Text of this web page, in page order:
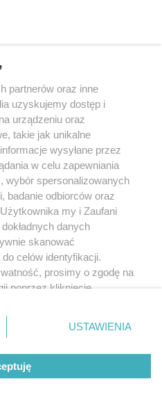
partnerów oraz inne
uzyskujemy dostęp i
urządzeniu oraz
takie jak unikalne
wysyłane przez
w celu zapewniania
wybór spersonalizowanych
badanie odbiorców oraz
my i Zaufani
danych
skanować
celów identyfikacji.
prosimy o zgodę na
poprzez kliknięcie
ustawień prywatności
rogu strony
nie wymagają zgody
sprzeciwić się takiemu
miały zastosowanie tylko
USTAWIENIA